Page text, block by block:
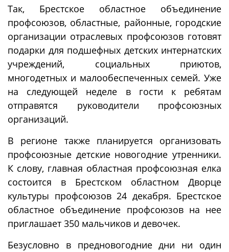
Так, Брестское областное объединение
профсоюзов, областные, районные, городские
организации отраслевых профсоюзов готовят
подарки для подшефных детских интернатских
учреждений, социальных приютов,
многодетных и малообеспеченных семей. Уже
на следующей неделе в гости к ребятам
отправятся руководители профсоюзных
организаций.
В регионе также планируется организовать
профсоюзные детские новогодние утренники.
К слову, главная областная профсоюзная елка
состоится в Брестском областном Дворце
культуры профсоюзов 24 декабря. Брестское
областное объединение профсоюзов на нее
приглашает 350 мальчиков и девочек.
Безусловно в предновогодние дни ни один